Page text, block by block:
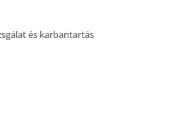
és karbantartás